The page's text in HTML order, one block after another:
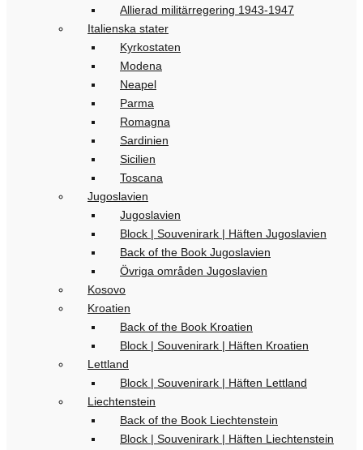
Allierad militärregering 1943-1947
Italienska stater
Kyrkostaten
Modena
Neapel
Parma
Romagna
Sardinien
Sicilien
Toscana
Jugoslavien
Jugoslavien
Block | Souvenirark | Häften Jugoslavien
Back of the Book Jugoslavien
Övriga områden Jugoslavien
Kosovo
Kroatien
Back of the Book Kroatien
Block | Souvenirark | Häften Kroatien
Lettland
Block | Souvenirark | Häften Lettland
Liechtenstein
Back of the Book Liechtenstein
Block | Souvenirark | Häften Liechtenstein